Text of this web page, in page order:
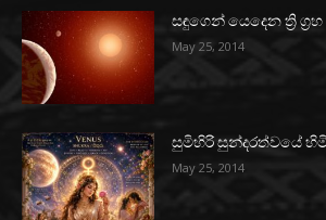
සඳුගෙන් යෙදෙන ත්‍රි
May 25, 2014
සුමිහිරි සුන්දරත්වයේ
May 25, 2014